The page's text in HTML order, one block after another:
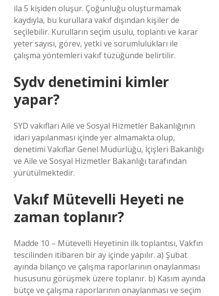
ila 5 kişiden oluşur. Çoğunluğu oluşturmamak
kaydıyla, bu kurullara vakıf dışından kişiler de
seçilebilir. Kurulların seçim usulü, toplantı ve karar
yeter sayısı, görev, yetki ve sorumlulukları ile
çalışma yöntemleri vakıf tüzüğünde belirtilir.
Sydv denetimini kimler
yapar?
SYD vakıfları Aile ve Sosyal Hizmetler Bakanlığının
idari yapılanması içinde yer almamakta olup,
denetimi Vakıflar Genel Müdürlüğü, İçişleri Bakanlığı
ve Aile ve Sosyal Hizmetler Bakanlığı tarafından
yürütülmektedir.
Vakıf Mütevelli Heyeti ne
zaman toplanır?
Madde 10 – Mütevelli Heyetinin ilk toplantısı, Vakfın
tescilinden itibaren bir ay içinde yapılır. a) Şubat
ayında bilanço ve çalışma raporlarının onaylanması
hususunu görüşmek üzere toplanır. b) Kasım ayında
bütçe ve çalışma raporlarının onaylanması ve seçim